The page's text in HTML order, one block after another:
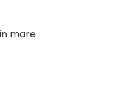
mare